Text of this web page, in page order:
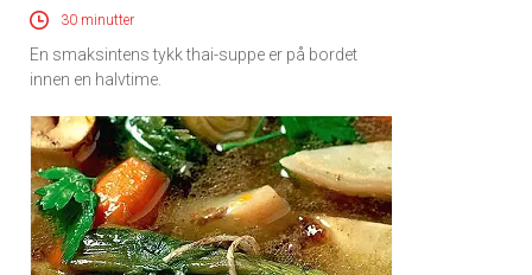
30 minutter
En smaksintens tykk thai-suppe er på bordet
innen en halvtime.